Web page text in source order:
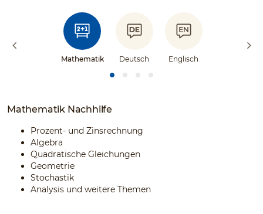
Mathematik Deutsch Englisch
Mathematik Nachhilfe
Prozent- und Zinsrechnung
Algebra
Quadratische Gleichungen
Geometrie
Stochastik
Analysis und weitere Themen